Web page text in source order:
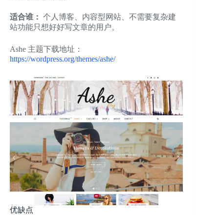
适合谁： 个人博客、内容型网站、不需要复杂建
站功能只想好好写文章的用户。
Ashe 主题下载地址：
https://wordpress.org/themes/ashe/
优缺点